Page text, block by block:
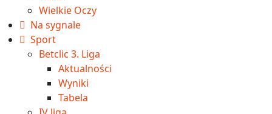
Wielkie Oczy
Na sygnale
Sport
Betclic 3. Liga
Aktualności
Wyniki
Tabela